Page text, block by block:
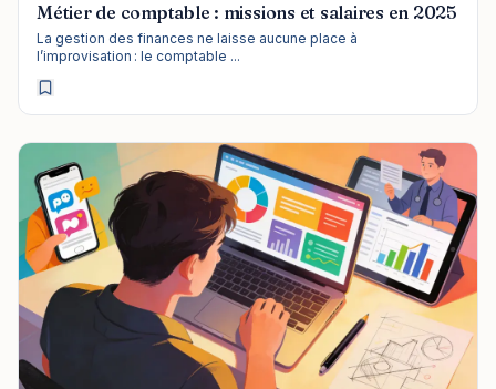
Métier de comptable : missions et salaires en 2025
La gestion des finances ne laisse aucune place à
l’improvisation : le comptable ...